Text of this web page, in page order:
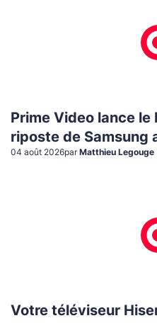
Prime Video lance le
riposte de Samsung
04 août 2026par Matthieu Legouge
Votre téléviseur